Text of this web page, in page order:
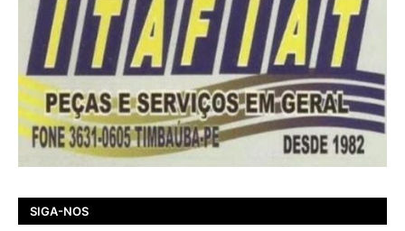
SIGA-NOS